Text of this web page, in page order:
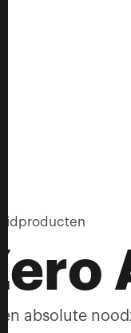
absolute